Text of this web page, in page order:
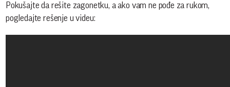
Pokušajte da rešite zagonetku, a ako vam ne pođe za rukom,
pogledajte rešenje u videu: